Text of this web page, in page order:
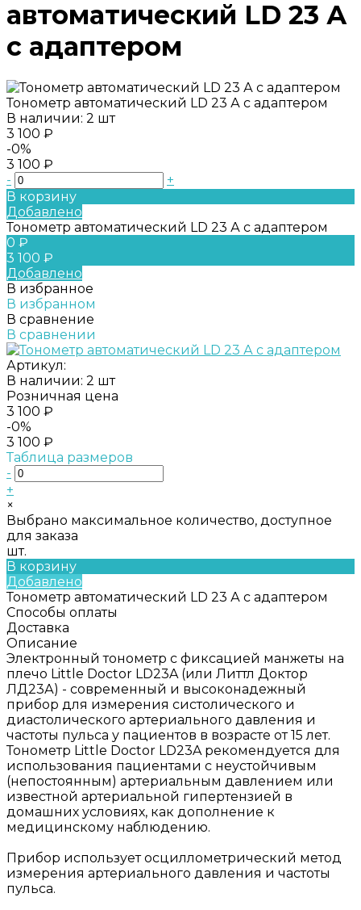
автоматический LD 23 А
с адаптером
Тонометр автоматический LD 23 А с адаптером
В наличии: 2 шт
3 100 ₽
-0%
3 100 ₽
-
+
В корзину
Добавлено
Тонометр автоматический LD 23 А с адаптером
0 ₽
3 100 ₽
Добавлено
В избранное
В избранном
В сравнение
В сравнении
Артикул:
В наличии: 2 шт
Розничная цена
3 100 ₽
-0%
3 100 ₽
Таблица размеров
-
+
×
Выбрано максимальное количество, доступное
для заказа
шт.
В корзину
Добавлено
Тонометр автоматический LD 23 А с адаптером
Способы оплаты
Доставка
Описание
Электронный тонометр с фиксацией манжеты на
плечо Little Doctor LD23A (или Литтл Доктор
ЛД23А) - современный и высоконадежный
прибор для измерения систолического и
диастолического артериального давления и
частоты пульса у пациентов в возрасте от 15 лет.
Тонометр Little Doctor LD23A рекомендуется для
использования пациентами с неустойчивым
(непостоянным) артериальным давлением или
известной артериальной гипертензией в
домашних условиях, как дополнение к
медицинскому наблюдению.
Прибор использует осциллометрический метод
измерения артериального давления и частоты
пульса.